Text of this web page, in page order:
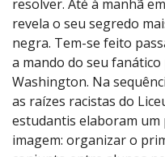
resolver. Até à manhã
revela o seu segredo
negra. Tem-se feito
a mando do seu
Washington. Na
as raízes racistas do
estudantis elaboram
imagem: organizar o